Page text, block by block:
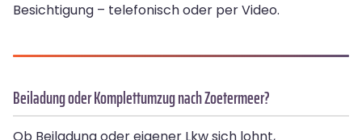
Besichtigung – telefonisch oder per Video.
Beiladung oder Komplettumzug nach Zoetermeer?